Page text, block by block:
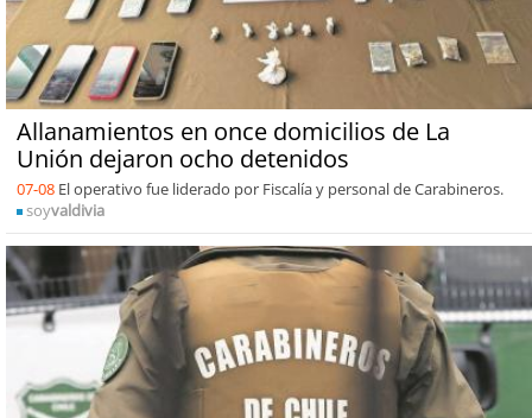
Allanamientos en once domicilios de La
Unión dejaron ocho detenidos
07-08 El operativo fue liderado por Fiscalía y personal de Carabineros.
soyvaldivia